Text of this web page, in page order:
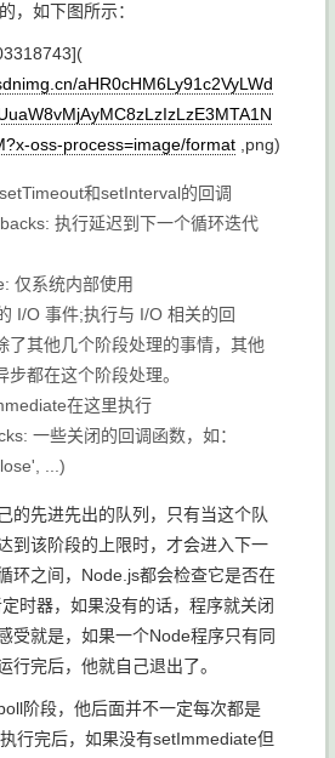
，如下图所示：
aHR0cHM6Ly91c2VyLWd
oss-process=image/format ,png)
setTimeout和setInterval的回调
执行延迟到下一个循环迭代
仅系统内部使用
I/O 事件;执行与 I/O 相关的回
了其他几个阶段处理的事情，其他
步都在这个阶段处理。
在这里执行
一些关闭的回调函数，如：
...)
的先进先出的队列，只有当这个队
到该阶段的上限时，才会进入下一
环之间，Node.js都会检查它是否在
时器，如果没有的话，程序就关闭
受就是，如果一个Node程序只有同
行完后，他就自己退出了。
阶段，他后面并不一定每次都是
行完后，如果没有setImmediate但